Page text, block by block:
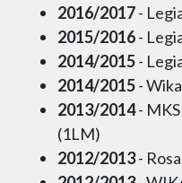
2016/2017-
2015/2016-
2014/2015-
2014/2015-
2013/2014- MKS
(1LM)
2012/2013-